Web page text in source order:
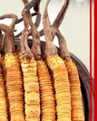
Hồ Chí Minh. Để
liên hệ theo số
69 63 64,tại TP.